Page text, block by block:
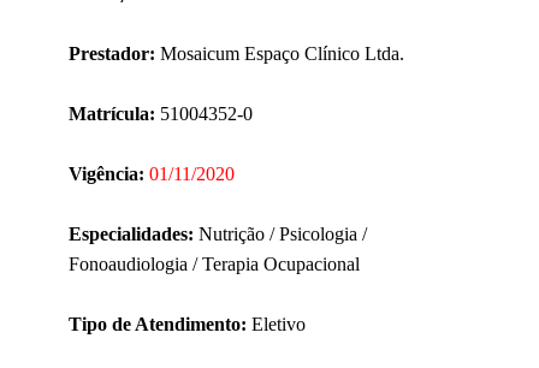
Prestador: Mosaicum Espaço Clínico Ltda.
Matrícula: 51004352-0
Vigência: 01/11/2020
Especialidades: Nutrição / Psicologia /
Fonoaudiologia / Terapia Ocupacional
Tipo de Atendimento: Eletivo